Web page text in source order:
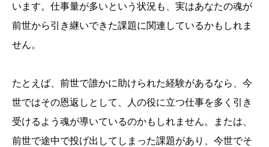
います。仕事量が多いという状況も、実はあなたの魂が
前世から引き継いできた課題に関連しているかもしれま
せん。
たとえば、前世で誰かに助けられた経験があるなら、今
世ではその恩返しとして、人の役に立つ仕事を多く引き
受けるよう魂が導いているのかもしれません。または、
前世で途中で投げ出してしまった課題があり、今世でそ